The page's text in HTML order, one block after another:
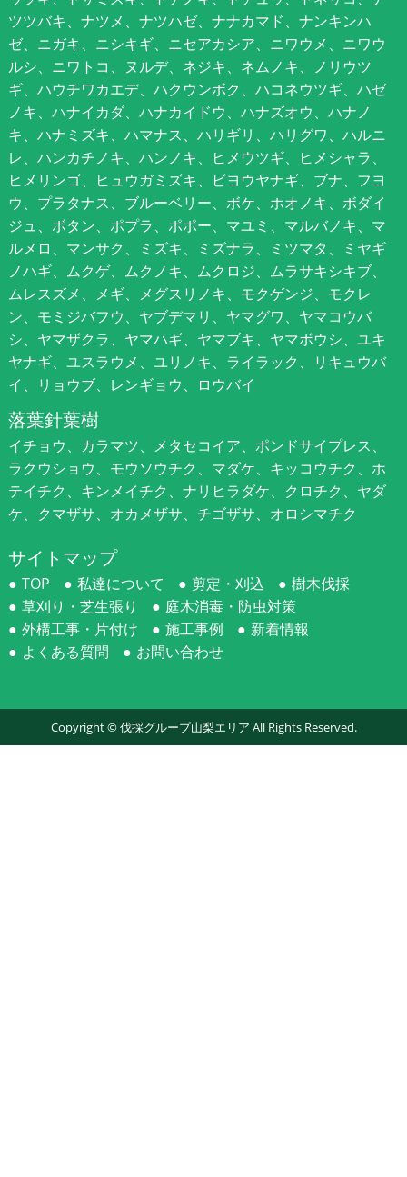
ツツバキ、ナツメ、ナツハゼ、ナナカマド、ナンキンハ
ゼ、ニガキ、ニシキギ、ニセアカシア、ニワウメ、ニワウ
ルシ、ニワトコ、ヌルデ、ネジキ、ネムノキ、ノリウツ
ギ、ハウチワカエデ、ハクウンボク、ハコネウツギ、ハゼ
ノキ、ハナイカダ、ハナカイドウ、ハナズオウ、ハナノ
キ、ハナミズキ、ハマナス、ハリギリ、ハリグワ、ハルニ
レ、ハンカチノキ、ハンノキ、ヒメウツギ、ヒメシャラ、
ヒメリンゴ、ヒュウガミズキ、ビヨウヤナギ、ブナ、フヨ
ウ、プラタナス、ブルーベリー、ボケ、ホオノキ、ボダイ
ジュ、ボタン、ポプラ、ポポー、マユミ、マルバノキ、マ
ルメロ、マンサク、ミズキ、ミズナラ、ミツマタ、ミヤギ
ノハギ、ムクゲ、ムクノキ、ムクロジ、ムラサキシキブ、
ムレスズメ、メギ、メグスリノキ、モクゲンジ、モクレ
ン、モミジバフウ、ヤブデマリ、ヤマグワ、ヤマコウバ
シ、ヤマザクラ、ヤマハギ、ヤマブキ、ヤマボウシ、ユキ
ヤナギ、ユスラウメ、ユリノキ、ライラック、リキュウバ
イ、リョウブ、レンギョウ、ロウバイ
落葉針葉樹
イチョウ、カラマツ、メタセコイア、ポンドサイプレス、
ラクウショウ、モウソウチク、マダケ、キッコウチク、ホ
テイチク、キンメイチク、ナリヒラダケ、クロチク、ヤダ
ケ、クマザサ、オカメザサ、チゴザサ、オロシマチク
サイトマップ
TOP 私達について 剪定・刈込
樹木伐採
草刈り・芝生張り
庭木消毒・防虫対策
外構工事・片付け
施工事例
新着情報
よくある質問
お問い合わせ
Copyright ©伐採グループ山梨エリア All Rights Reserved.